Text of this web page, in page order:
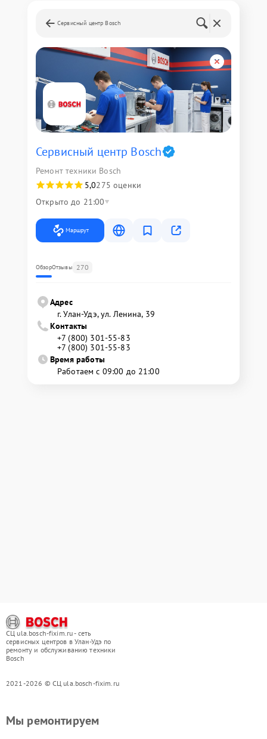
Сервисный центр Bosch
Сервисный центр Bosch
Ремонт техники Bosch
5,0275 оценки
Открыто до 21:00
Маршрут
ОбзорОтзывы 270
Адрес
г. Улан-Удэ, ул. Ленина, 39
Контакты
+7 (800) 301-55-83
+7 (800) 301-55-83
Время работы
Работаем с 09:00 до 21:00
СЦ ula.bosch-fixim.ru - сеть
сервисных центров в Улан-Удэ по
ремонту и обслуживанию техники
Bosch
2021-2026 © СЦ ula.bosch-fixim.ru
Мы ремонтируем